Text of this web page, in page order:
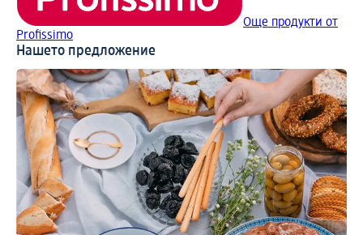
Още продукти от
Profissimo
Нашето предложение